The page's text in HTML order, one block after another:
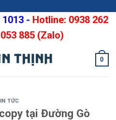
- Hotline: 0938 262
885 (Zalo)
0
TỨC
tại Đường Gò